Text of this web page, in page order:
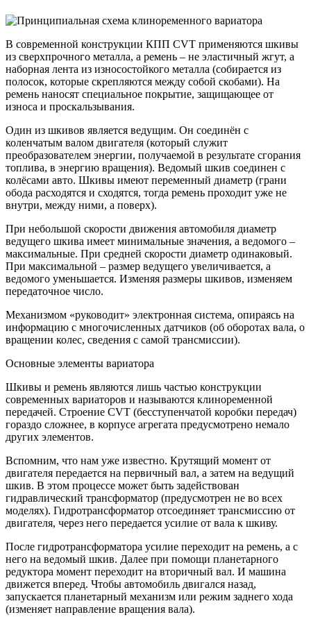
В современной конструкции КПП CVT применяются шкивы
из сверхпрочного металла, а ремень – не эластичный жгут, а
наборная лента из износостойкого металла (собирается из
полосок, которые скрепляются между собой скобами). На
ремень наносят специальное покрытие, защищающее от
износа и проскальзывания.
Один из шкивов является ведущим. Он соединён с
коленчатым валом двигателя (который служит
преобразователем энергии, получаемой в результате сгорания
топлива, в энергию вращения). Ведомый шкив соединен с
колёсами авто. Шкивы имеют переменный диаметр (грани
обода расходятся и сходятся, тогда ремень проходит уже не
внутри, между ними, а поверх).
При небольшой скорости движения автомобиля диаметр
ведущего шкива имеет минимальные значения, а ведомого –
максимальные. При средней скорости диаметр одинаковый.
При максимальной – размер ведущего увеличивается, а
ведомого уменьшается. Изменяя размеры шкивов, изменяем
передаточное число.
Механизмом «руководит» электронная система, опираясь на
информацию с многочисленных датчиков (об оборотах вала, о
вращении колес, сведения с самой трансмиссии).
Основные элементы вариатора
Шкивы и ремень являются лишь частью конструкции
современных вариаторов и называются клиноременной
передачей. Строение CVT (бесступенчатой коробки передач)
гораздо сложнее, в корпусе агрегата предусмотрено немало
других элементов.
Вспомним, что нам уже известно. Крутящий момент от
двигателя передается на первичный вал, а затем на ведущий
шкив. В этом процессе может быть задействован
гидравлический трансформатор (предусмотрен не во всех
моделях). Гидротрансформатор отсоединяет трансмиссию от
двигателя, через него передается усилие от вала к шкиву.
После гидротрансформатора усилие переходит на ремень, а с
него на ведомый шкив. Далее при помощи планетарного
редуктора момент переходит на вторичный вал. И машина
движется вперед. Чтобы автомобиль двигался назад,
запускается планетарный механизм или режим заднего хода
(изменяет направление вращения вала).